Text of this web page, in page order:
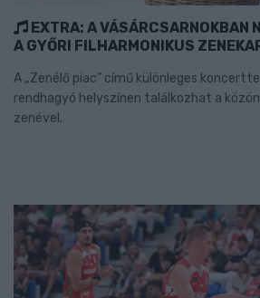
EXTRA: A VÁSÁRCSARNOKBAN
A GYŐRI FILHARMONIKUS
A „Zenélő piac” című különleges
rendhagyó helyszínen találkozhat a
zenével.